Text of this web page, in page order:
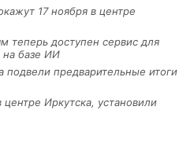
17 ноября в центре
теперь доступен сервис для
на базе ИИ
подвели предварительные итоги
Иркутска, установили